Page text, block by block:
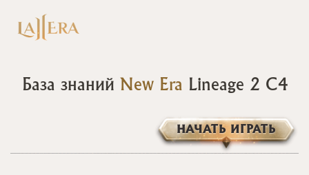
База знаний New Era Lineage 2 C4
НАЧАТЬ ИГРАТЬ